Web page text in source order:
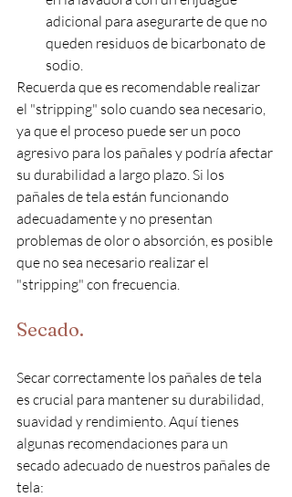
adicional para asegurarte de que no
queden residuos de bicarbonato de
sodio.
Recuerda que es recomendable realizar
el "stripping" solo cuando sea necesario,
ya que el proceso puede ser un poco
agresivo para los pañales y podría afectar
su durabilidad a largo plazo. Si los
pañales de tela están funcionando
adecuadamente y no presentan
problemas de olor o absorción, es posible
que no sea necesario realizar el
"stripping" con frecuencia.
Secado.
Secar correctamente los pañales de tela
es crucial para mantener su durabilidad,
suavidad y rendimiento. Aquí tienes
algunas recomendaciones para un
secado adecuado de nuestros pañales de
tela: